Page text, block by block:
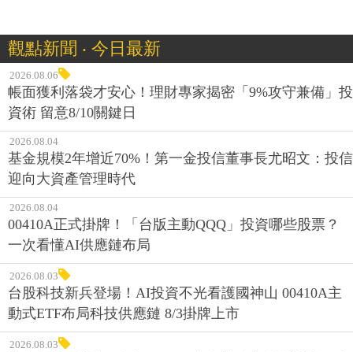
觀點新聞 ‧ 今日最新
2026.08.06
帳面獲利落袋才安心！理財專家揭密「9%攻守兼備」投
資術 留意8/10關鍵日
2026.08.04
基金規模2年增近70%！第一金投信董事長尤昭文：投信
迎向大資產管理時代
2026.08.04
00410A正式掛牌！「台版主動QQQ」投資哪些股票？
一次看懂AI供應鏈布局
2026.08.03
台股科技新兵登場！AI投資不光看護國神山 00410A主
動式ETF布局科技供應鏈 8/3掛牌上市
2026.08.03